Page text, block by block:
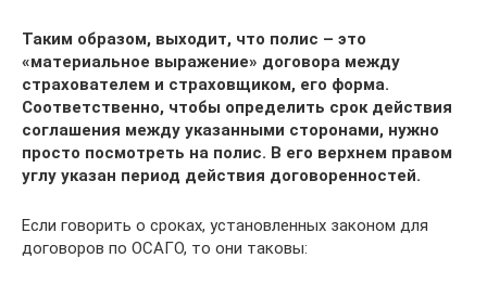
Таким образом, выходит, что полис – это
«материальное выражение» договора между
страхователем и страховщиком, его форма.
Соответственно, чтобы определить срок действия
соглашения между указанными сторонами, нужно
просто посмотреть на полис. В его верхнем правом
углу указан период действия договоренностей.
Если говорить о сроках, установленных законом для
договоров по ОСАГО, то они таковы: